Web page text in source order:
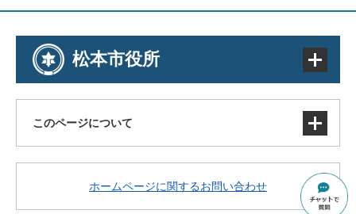
松本市役所
このページについて
著作権・免責事項・リンク
ホームページに関するお問い合わせ